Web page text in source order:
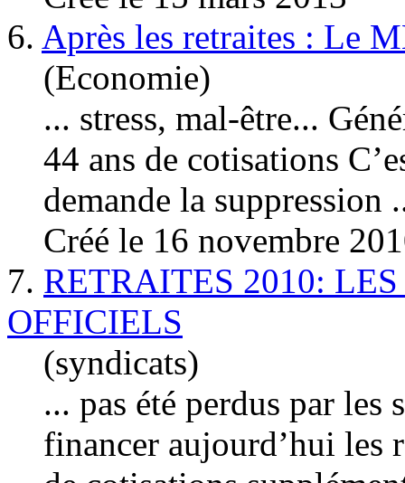
6. Après les retraites : Le
(Economie)
... stress, mal-être...
44 ans de cotisations
demande la suppression
Créé le 16 novembre
7. RETRAITES 2010:
OFFICIELS
(syndicats)
... pas été perdus par les
financer aujourd’hui les